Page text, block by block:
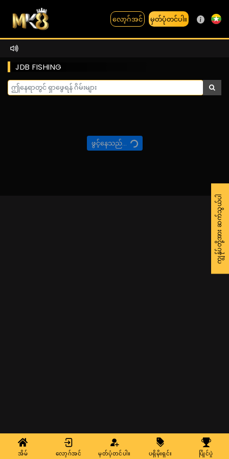
လော့ဂ်အင် မှတ်ပုံတင်ပါ။
JDB FISHING
ဖွင့်နေသည်...
အိမ် လော့ဂ်အင် မှတ်ပုံတင်ပါ။ ပရိုမိုးရှင်း ပြိုင်ပွဲ
ကျွန်ုပ်တို့အား ဆက်သွယ်ပါ